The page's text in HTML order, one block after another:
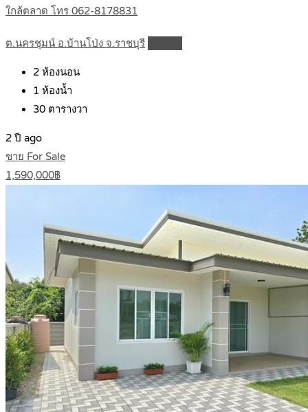
ใกล้ตลาด โทร 062-8178831
ต.นครชุมน์ อ.บ้านโป่ง จ.ราชบุรี
2 ห้องนอน
1 ห้องน้ำ
30 ตารางวา
2 ปี ago
ขาย For Sale
1,590,000฿